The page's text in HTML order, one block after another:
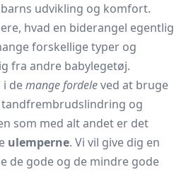
udvikling og komfort.
hvad en biderangel egentlig
forskellige typer og
fra andre babylegetøj.
i demange fordeleved at bruge
og
som med alt andet er det
ulemperne. Vi vil give dig en
de gode og de mindre gode